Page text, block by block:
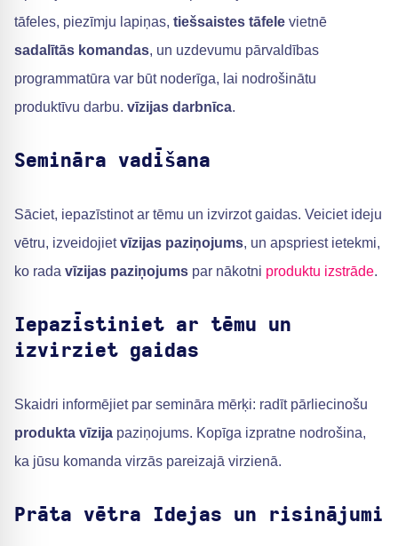
tāfeles, piezīmju lapiņas, tiešsaistes tāfele vietnē
sadalītās komandas, un uzdevumu pārvaldības
programmatūra var būt noderīga, lai nodrošinātu
produktīvu darbu. vīzijas darbnīca.
Semināra vadīšana
Sāciet, iepazīstinot ar tēmu un izvirzot gaidas. Veiciet ideju
vētru, izveidojietvīzijas paziņojums, un apspriest ietekmi,
ko rada vīzijas paziņojums par nākotni produktu izstrāde.
Iepazīstiniet ar tēmu un
izvirziet gaidas
Skaidri informējiet par semināra mērķi: radīt pārliecinošu
produkta vīzija paziņojums. Kopīga izpratne nodrošina,
ka jūsu komanda virzās pareizajā virzienā.
Prāta vētra Idejas un risinājumi